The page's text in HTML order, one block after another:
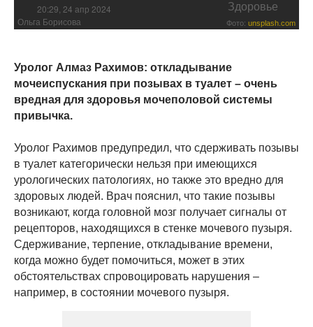
20:29, 24 апр 2024 Здоровье
Ольга Борисова Фото: unsplash.com
Уролог Алмаз Рахимов: откладывание
мочеиспускания при позывах в туалет – очень
вредная для здоровья мочеполовой системы
привычка.
Уролог Рахимов предупредил, что сдерживать позывы
в туалет категорически нельзя при имеющихся
урологических патологиях, но также это вредно для
здоровых людей. Врач пояснил, что такие позывы
возникают, когда головной мозг получает сигналы от
рецепторов, находящихся в стенке мочевого пузыря.
Сдерживание, терпение, откладывание времени,
когда можно будет помочиться, может в этих
обстоятельствах спровоцировать нарушения –
например, в состоянии мочевого пузыря.